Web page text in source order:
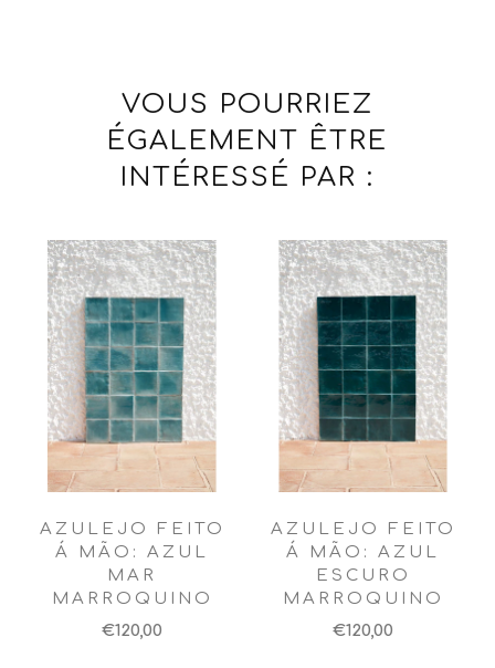
VOUS POURRIEZ
ÉGALEMENT ÊTRE
INTÉRESSÉ PAR :
AZULEJO FEITO
Á MÃO: AZUL
MAR
MARROQUINO
€120,00
AZULEJO FEITO
Á MÃO: AZUL
ESCURO
MARROQUINO
€120,00